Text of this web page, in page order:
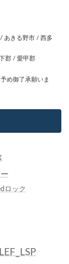
あきる野市 / 西多
郡 / 愛甲郡
め御了承願いま
ロック
LEF_LSP